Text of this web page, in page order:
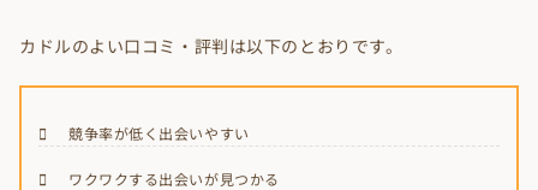
カドルのよい口コミ・評判は以下のとおりです。
競争率が低く出会いやすい
ワクワクする出会いが見つかる